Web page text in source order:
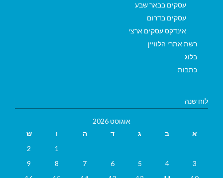
עסקים בבאר שבע
עסקים בדרום
אינדקס עסקים ארצי
רשת אתרי הלוויין
בלוג
כתבות
לוח שנה
אוגוסט 2026
א
ב ג ד ה ו
ש
1
2
3
4
5
6
7
8
9